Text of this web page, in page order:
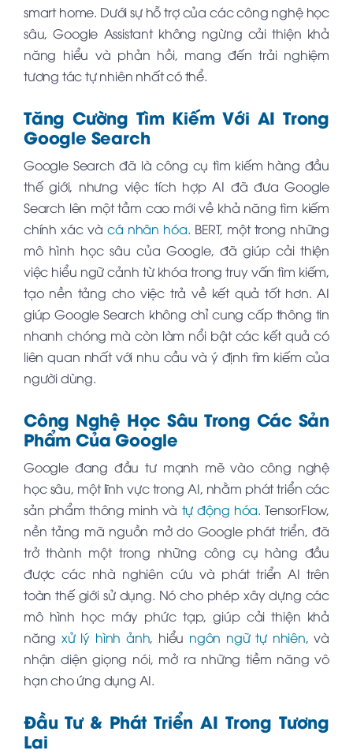
smart home. Dưới sự hỗ trợ của các công nghệ học
sâu, Google Assistant không ngừng cải thiện khả
năng hiểu và phản hồi, mang đến trải nghiệm
tương tác tự nhiên nhất có thể.
Tăng Cường Tìm Kiếm Với AI Trong
Google Search
Google Search đã là công cụ tìm kiếm hàng đầu
thế giới, nhưng việc tích hợp AI đã đưa Google
Search lên một tầm cao mới về khả năng tìm kiếm
chính xác và cá nhân hóa. BERT, một trong những
mô hình học sâu của Google, đã giúp cải thiện
việc hiểu ngữ cảnh từ khóa trong truy vấn tìm kiếm,
tạo nền tảng cho việc trả về kết quả tốt hơn. AI
giúp Google Search không chỉ cung cấp thông tin
nhanh chóng mà còn làm nổi bật các kết quả có
liên quan nhất với nhu cầu và ý định tìm kiếm của
người dùng.
Công Nghệ Học Sâu Trong Các Sản
Phẩm Của Google
Google đang đầu tư mạnh mẽ vào công nghệ
học sâu, một lĩnh vực trong AI, nhằm phát triển các
sản phẩm thông minh và tự động hóa. TensorFlow,
nền tảng mã nguồn mở do Google phát triển, đã
trở thành một trong những công cụ hàng đầu
được các nhà nghiên cứu và phát triển AI trên
toàn thế giới sử dụng. Nó cho phép xây dựng các
mô hình học máy phức tạp, giúp cải thiện khả
năngxử lý hình ảnh, hiểu ngôn ngữ tự nhiên, và
nhận diện giọng nói, mở ra những tiềm năng vô
hạn cho ứng dụng AI.
Đầu Tư & Phát Triển AI Trong Tương
Lai